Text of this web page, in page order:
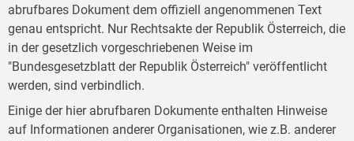
abrufbares Dokument dem offiziell angenommenen Text
genau entspricht. Nur Rechtsakte der Republik Österreich, die
in der gesetzlich vorgeschriebenen Weise im
"Bundesgesetzblatt der Republik Österreich" veröffentlicht
werden, sind verbindlich.
Einige der hier abrufbaren Dokumente enthalten Hinweise
auf Informationen anderer Organisationen, wie z.B. anderer